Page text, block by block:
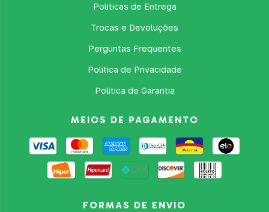
Politicas de Entrega
Trocas e Devoluções
Perguntas Frequentes
Politica de Privacidade
Politica de Garantia
MEIOS DE PAGAMENTO
FORMAS DE ENVIO